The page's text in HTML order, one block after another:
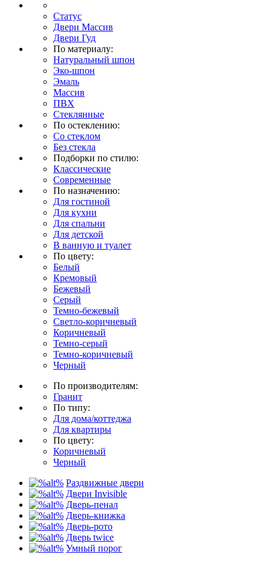
Статус
Двери Массив
Двери Гуд
По материалу:
Натуральный шпон
Эко-шпон
Эмаль
Массив
ПВХ
Стеклянные
По остеклению:
Со стеклом
Без стекла
Подборки по стилю:
Классические
Современные
По назначению:
Для гостиной
Для кухни
Для спальни
Для детской
В ванную и туалет
По цвету:
Белый
Кремовый
Бежевый
Серый
Темно-бежевый
Светло-коричневый
Коричневый
Темно-серый
Темно-коричневый
Черный
По производителям:
Гранит
По типу:
Для дома/коттеджа
Для квартиры
По цвету:
Коричневый
Черный
Раздвижные двери
Двери Invisible
Дверь-пенал
Дверь-книжка
Дверь-рото
Дверь twice
Умный порог